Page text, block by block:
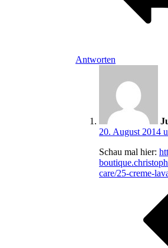
Antworten
20. August 2014
Schau mal hier:
care/25-creme-